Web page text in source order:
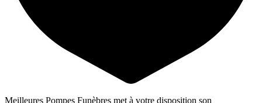
Meilleures Pompes Funèbres met à votre disposition son